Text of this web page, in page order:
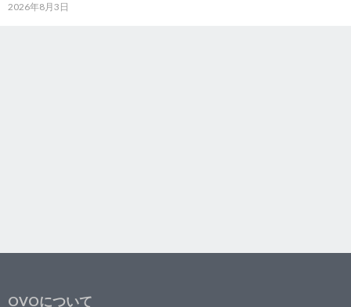
2026年8月3日
OVOについて